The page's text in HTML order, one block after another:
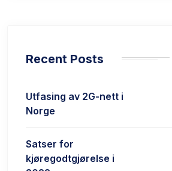
Recent Posts
Utfasing av 2G-nett i
Norge
Satser for
kjøregodtgjørelse i